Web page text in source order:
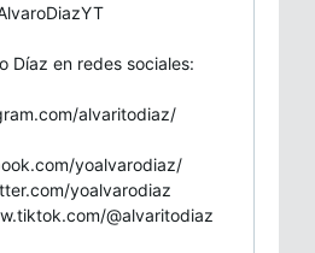
Díaz en redes sociales:
alvaritodiaz/
yoalvarodiaz/
yoalvarodiaz
@alvaritodiaz